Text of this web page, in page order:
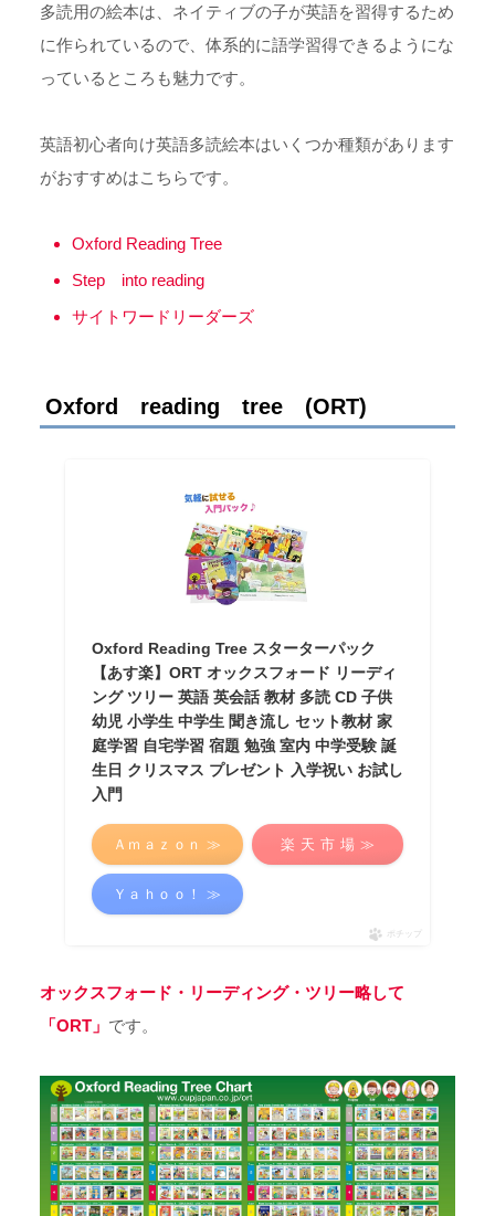
多読用の絵本は、ネイティブの子が英語を習得するため
に作られているので、体系的に語学習得できるようにな
っているところも魅力です。
英語初心者向け英語多読絵本はいくつか種類があります
がおすすめはこちらです。
Oxford Reading Tree
Step into reading
サイトワードリーダーズ
Oxford reading tree (ORT)
Oxford Reading Tree スターターパック
【あす楽】ORT オックスフォード リーディ
ング ツリー 英語 英会話 教材 多読 CD 子供
幼児 小学生 中学生 聞き流し セット教材 家
庭学習 自宅学習 宿題 勉強 室内 中学受験 誕
生日 クリスマス プレゼント 入学祝い お試し
入門
Ａｍａｚｏｎ ≫ 楽 天 市 場 ≫
Ｙａｈｏｏ！ ≫
ポチップ
オックスフォード・リーディング・ツリー略して
「ORT」 です。